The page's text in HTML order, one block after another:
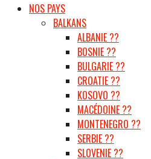
NOS PAYS
BALKANS
ALBANIE ??
BOSNIE ??
BULGARIE ??
CROATIE ??
KOSOVO ??
MACÉDOINE ??
MONTENEGRO ??
SERBIE ??
SLOVENIE ??